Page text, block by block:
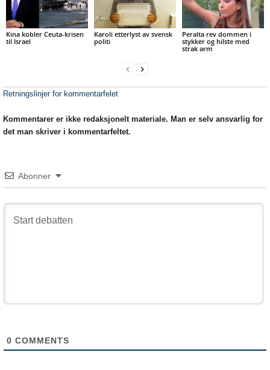
Kina kobler Ceuta-krisen
til Israel
Karoli etterlyst av svensk
politi
Peralta rev dommen i
stykker og hilste med
strak arm
Retningslinjer for kommentarfelet
Kommentarer er ikke redaksjonelt materiale. Man er selv ansvarlig for
det man skriver i kommentarfeltet.
Abonner
0 COMMENTS